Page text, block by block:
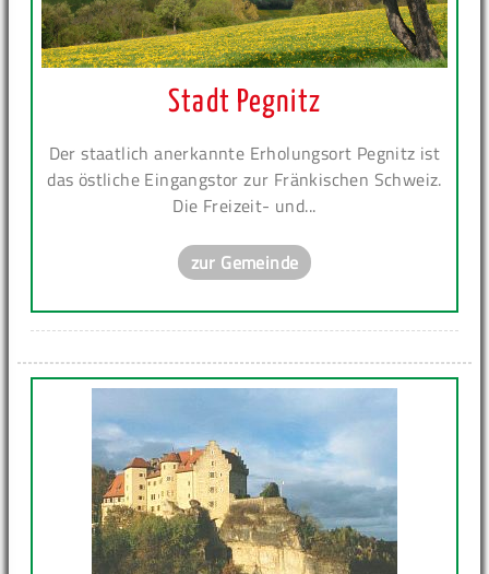
Stadt Pegnitz
Der staatlich anerkannte Erholungsort Pegnitz ist
das östliche Eingangstor zur Fränkischen Schweiz.
Die Freizeit- und...
zur Gemeinde